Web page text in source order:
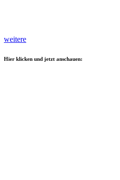
weitere
Hier klicken und jetzt anschauen: